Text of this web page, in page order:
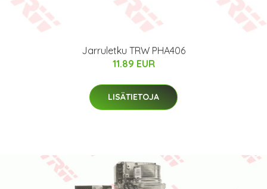
Jarruletku TRW PHA406
11.89 EUR
LISÄTIETOJA